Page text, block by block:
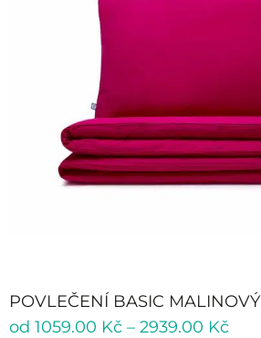
POVLEČENÍ BASIC MALINOVÝ
od 1059.00 Kč – 2939.00 Kč